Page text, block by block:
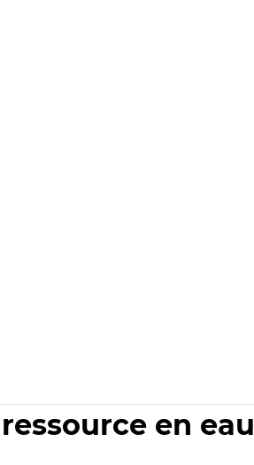
en eau